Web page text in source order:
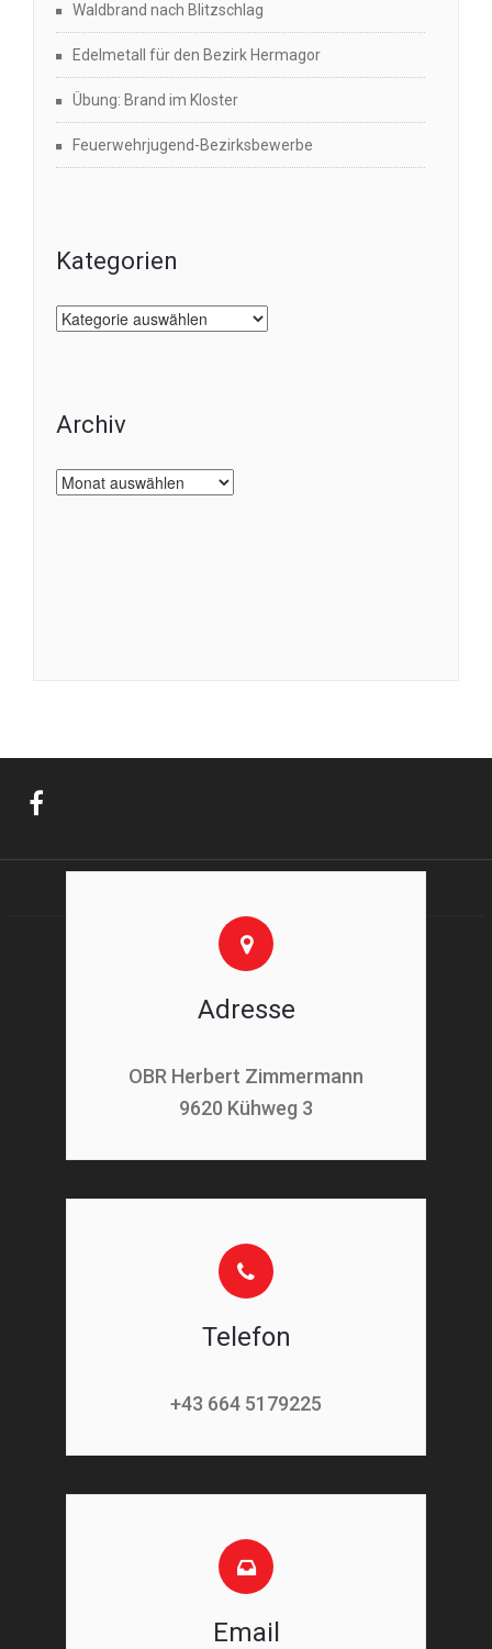
Waldbrand nach Blitzschlag
Edelmetall für den Bezirk Hermagor
Übung: Brand im Kloster
Feuerwehrjugend-Bezirksbewerbe
Kategorien
Kategorien
Archiv
Archiv
Adresse
OBR Herbert Zimmermann
9620 Kühweg 3
Telefon
+43 664 5179225
Email